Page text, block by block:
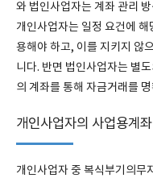
와 법인사업자는 계좌 관리
개인사업자는 일정 요건에
용해야 하고, 이를 지키지 않
니다. 반면 법인사업자는 별
의 계좌를 통해 자금거래를
개인사업자의 사업용계
개인사업자 중 복식부기의무